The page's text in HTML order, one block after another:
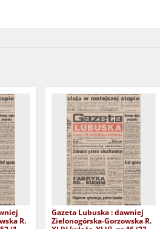
R.
Gazeta Lubuska : dawniej
Zielonogórska-Gorzowska R.